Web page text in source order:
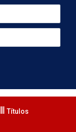
Títulos